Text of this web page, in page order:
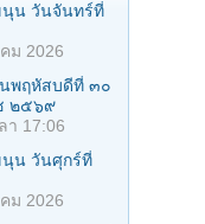
นุน วันจันทร์ที่
ม 2026
พฤหัสบดีที่ ๓๐
๒๕๖๙
า 17:06
นุน วันศุกร์ที่
ม 2026